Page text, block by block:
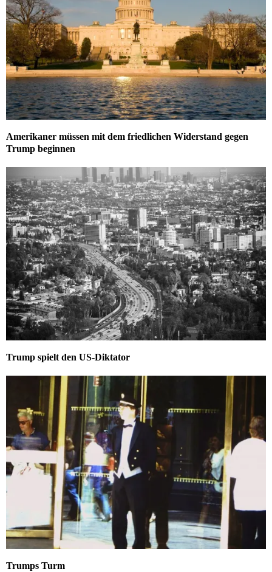
Amerikaner müssen mit dem friedlichen Widerstand gegen
Trump beginnen
Trump spielt den US-Diktator
Trumps Turm